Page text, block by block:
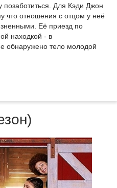
Для Кэди Джон
что отношения с отцом у неё
Её приезд по
находкой - в
обнаружено тело молодой